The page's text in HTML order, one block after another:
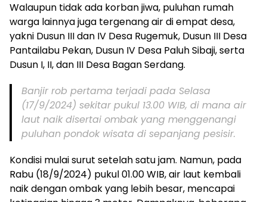
Walaupun tidak ada korban jiwa, puluhan rumah
warga lainnya juga tergenang air di empat desa,
yakni Dusun III dan IV Desa Rugemuk, Dusun III Desa
Pantailabu Pekan, Dusun IV Desa Paluh Sibaji, serta
Dusun I, II, dan III Desa Bagan Serdang.
Banjir rob pertama terjadi pada Selasa
(17/9/2024) sekitar pukul 13.00 WIB, di mana air
laut naik disertai ombak yang menggenangi
puluhan pondok wisata di sepanjang pesisir.
Kondisi mulai surut setelah satu jam. Namun, pada
Rabu (18/9/2024) pukul 01.00 WIB, air laut kembali
naik dengan ombak yang lebih besar, mencapai